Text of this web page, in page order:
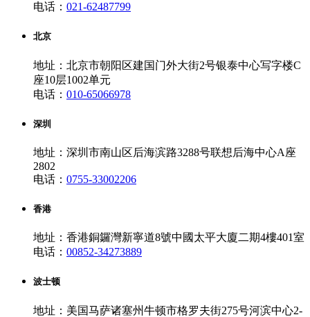
电话： 021-62487799
北京
地址：北京市朝阳区建国门外大街2号银泰中心写字楼C
座10层1002单元
电话： 010-65066978
深圳
地址：深圳市南山区后海滨路3288号联想后海中心A座
2802
电话： 0755-33002206
香港
地址：香港銅鑼灣新寧道8號中國太平大廈二期4樓401室
电话： 00852-34273889
波士顿
地址：美国马萨诸塞州牛顿市格罗夫街275号河滨中心2-